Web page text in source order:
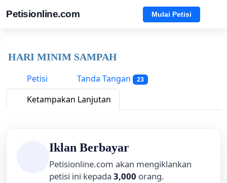
Petisionline.com Mulai Petisi
HARI MINIM SAMPAH
Petisi
Tanda Tangan 23
Ketampakan Lanjutan
Iklan Berbayar
Petisionline.com akan mengiklankan
petisi ini kepada 3,000 orang.